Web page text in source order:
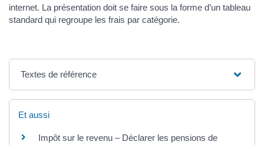
internet. La présentation doit se faire sous la forme d’un tableau
standard qui regroupe les frais par catégorie.
Textes de référence
Et aussi
Impôt sur le revenu – Déclarer les pensions de